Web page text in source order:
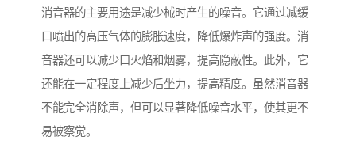
消音器的主要用途是减少械时产生的噪音。它通过减缓
口喷出的高压气体的膨胀速度，降低爆炸声的强度。消
音器还可以减少口火焰和烟雾，提高隐蔽性。此外，它
还能在一定程度上减少后坐力，提高精度。虽然消音器
不能完全消除声，但可以显著降低噪音水平，使其更不
易被察觉。